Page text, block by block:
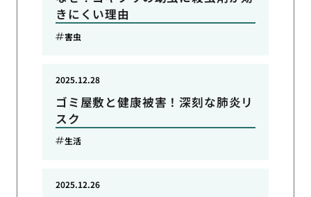
きにくい理由
害虫
ゴミ屋敷と健康被害！深刻な肺炎リ
スク
2025.12.28
生活
2025.12.26